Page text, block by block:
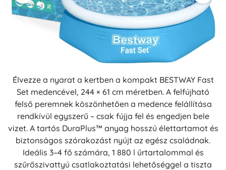
Élvezze a nyarat a kertben a kompakt BESTWAY Fast
Set medencével, 244 × 61 cm méretben. A felfújható
felső peremnek köszönhetően a medence felállítása
rendkívül egyszerű – csak fújja fel és engedjen bele
vizet. A tartós DuraPlus™ anyag hosszú élettartamot és
biztonságos szórakozást nyújt az egész családnak.
Ideális 3–4 fő számára, 1 880 l űrtartalommal és
szűrőszivattyú csatlakoztatási lehetőséggel a tiszta